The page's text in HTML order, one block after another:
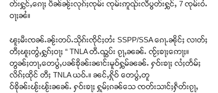
တ်းႁွင်ႇၵေႃႈ ပဵၼ်ၼႂ်းလုၵ်ႈၸုမ်း ၸုမ်းဢူၺ်းလီပွတ်းႁွင်ႇ 7 ၸုမ်းဝႆႉ
ဝႃႈၼႆ။
ၽူႈမီးၸၼ်ႉၼႂ်းတပ်ႉသိုၵ်းၸိုင်ႈတႆး SSPP/SSA ၵေႃႉၼိုင်ႈ လၢတ်ႈ
တီႈၽူႈတွႆႇႁွၵ်ႈဝႃႈ “ TNLA တီႉၺွပ်း ၵႂႃႇၼၼ်ႉ ၸႂ်ႈၶႃႈဢေႃႈ။
တွၼ်ႈတႃႇတေပွႆႇပၼ်ၶိုၼ်းၼၢင်းမူဝ်ႁွမ်ၼၼ်ႉ ႁဝ်းၶႃႈ လႆႈတႅမ်ႈ
လိၵ်ႈထိုင် တီႈ TNLA ယဝ်ႉ။ ၼင်ႇႁိုဝ် တေပွႆႇတူ
ဝ်ၶိုၼ်းၽႂ်းၽႂ်းၼၼ်ႉ ႁဝ်းၶႃႈ ႁူမ်ႈၵၼ်သေ ၸတ်းသၢင်ႈႁဵတ်းၵႂႃႇ